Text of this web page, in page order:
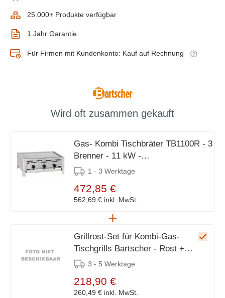
25.000+ Produkte verfügbar
1 Jahr Garantie
Für Firmen mit Kundenkonto: Kauf auf Rechnung
Wird oft zusammen gekauft
Gas- Kombi Tischbräter TB1100R - 3
Brenner - 11 kW -
650x570x(h)270mm
1 - 3 Werktage
472,85 €
562,69 € inkl. MwSt.
Grillrost-Set für Kombi-Gas-
Tischgrills Bartscher - Rost +
Flammenschutz + Auffangschale
3 - 5 Werktage
218,90 €
260,49 € inkl. MwSt.